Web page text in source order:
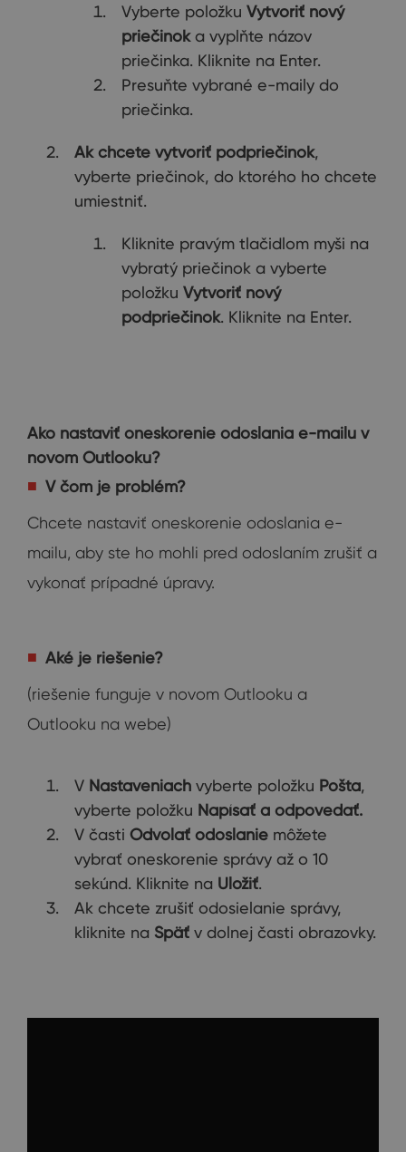
Vyberte položku Vytvoriť nový
priečinoka vyplňte názov
priečinka. Kliknite na Enter.
Presuňte vybrané e-maily do
priečinka.
Ak chcete vytvoriť podpriečinok,
vyberte priečinok, do ktorého ho chcete
umiestniť.
Kliknite pravým tlačidlom myši na
vybratý priečinok a vyberte
položku Vytvoriť nový
podpriečinok. Kliknite na Enter.
Ako nastaviť oneskorenie odoslania e-mailu v
novom Outlooku?
V čom je problém?
Chcete nastaviť oneskorenie odoslania e-
mailu, aby ste ho mohli pred odoslaním zrušiť a
vykonať prípadné úpravy.
Aké je riešenie?
(riešenie funguje v novom Outlooku a
Outlooku na webe)
V Nastaveniach vyberte položku Pošta,
vyberte položku Napísať a odpovedať.
V časti Odvolať odoslanie môžete
vybrať oneskorenie správy až o 10
sekúnd. Kliknite na Uložiť.
Ak chcete zrušiť odosielanie správy,
kliknite na Späť v dolnej časti obrazovky.